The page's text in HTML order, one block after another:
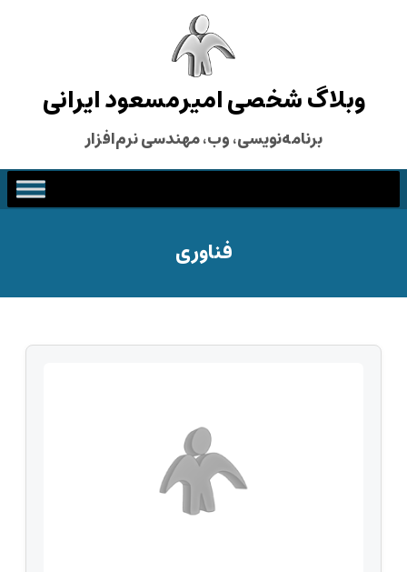
وبلاگ شخصی امیرمسعود ایرانی
برنامه‌نویسی، وب، مهندسی نرم‌افزار
فناوری